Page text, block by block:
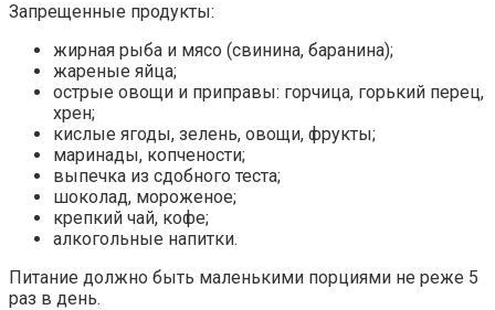
Запрещенные продукты:
жирная рыба и мясо (свинина, баранина);
жареные яйца;
острые овощи и приправы: горчица, горький перец,
хрен;
кислые ягоды, зелень, овощи, фрукты;
маринады, копчености;
выпечка из сдобного теста;
шоколад, мороженое;
крепкий чай, кофе;
алкогольные напитки.
Питание должно быть маленькими порциями не реже 5
раз в день.